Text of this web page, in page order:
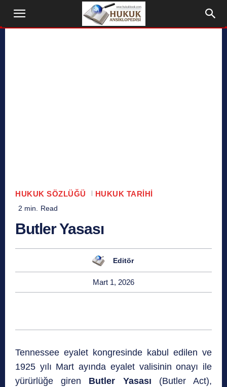
HUKUK SÖZLÜĞÜ HUKUK TARIHI
2 min. Read
Butler Yasası
Editör
Mart 1, 2026
Tennessee eyalet kongresinde kabul edilen ve
1925 yılı Mart ayında eyalet valisinin onayı ile
yürürlüğe giren Butler Yasası (Butler Act),